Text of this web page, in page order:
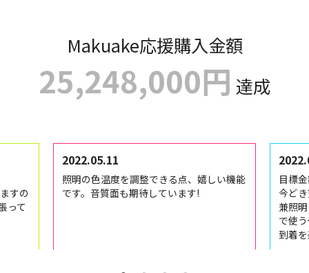
Makuake応援購入金額
25,248,000円 達成
すの
って
2022.05.11
照明の色温度を調整できる点、嬉しい機能
です。音質面も期待しています!
目標
今ど
兼照
で使
到着